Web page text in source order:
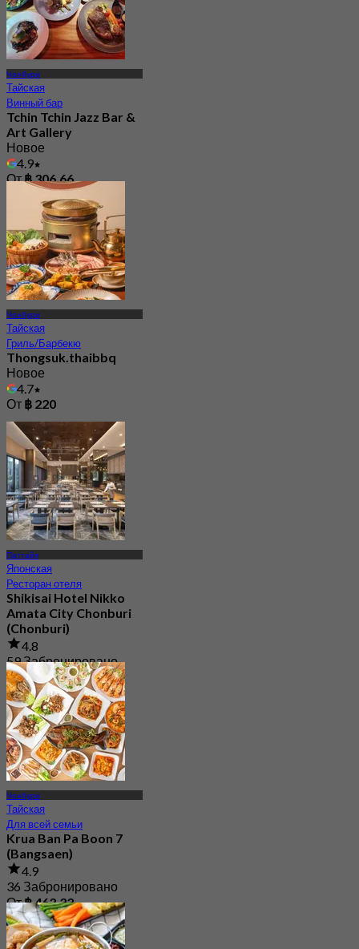
Чонбури
Тайская
Винный бар
Tchin Tchin Jazz Bar &
Art Gallery
Новое
4.9
От฿ 306.66
Чонбури
Тайская
Гриль/Барбекю
Thongsuk.thaibbq
Новое
4.7
От ฿ 220
Паттайя
Японская
Ресторан отеля
Shikisai Hotel Nikko
Amata City Chonburi
(Chonburi)
4.8
59 Забронировано
От฿ 729
Чонбури
Тайская
Для всей семьи
Krua Ban Pa Boon 7
(Bangsaen)
4.9
36 Забронировано
От฿ 463.33